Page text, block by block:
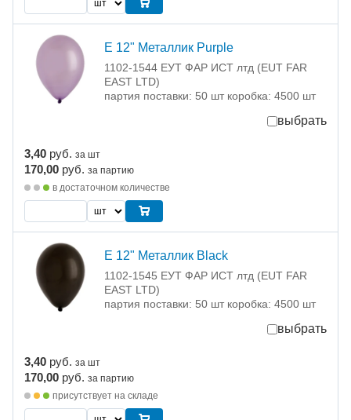
Е 12" Металлик Purple
1102-1544 ЕУТ ФАР ИСТ лтд (EUT FAR
EAST LTD)
партия поставки: 50 шт коробка: 4500 шт
выбрать
3,40 руб. за шт
170,00 руб. за партию
в достаточном количестве
Е 12" Металлик Black
1102-1545 ЕУТ ФАР ИСТ лтд (EUT FAR
EAST LTD)
партия поставки: 50 шт коробка: 4500 шт
выбрать
3,40 руб. за шт
170,00 руб. за партию
присутствует на складе